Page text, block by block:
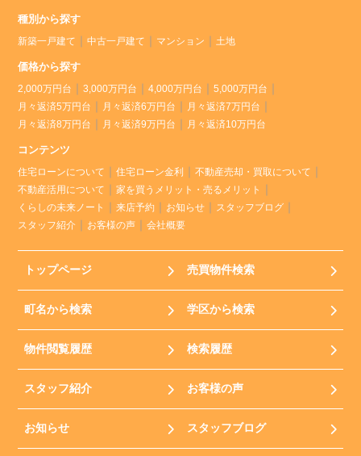
種別から探す
新築一戸建て 中古一戸建て マンション 土地
価格から探す
2,000万円台 3,000万円台 4,000万円台
5,000万円台
月々返済5万円台
月々返済6万円台
月々返済7万円台
月々返済8万円台
月々返済9万円台 月々返済10万円台
コンテンツ
住宅ローンについて 住宅ローン金利
不動産売却・買取について
不動産活用について
家を買うメリット・売るメリット
くらしの未来ノート
来店予約 お知らせ
スタッフブログ
スタッフ紹介
お客様の声 会社概要
トップページ 売買物件検索
町名から検索 学区から検索
物件閲覧履歴 検索履歴
スタッフ紹介 お客様の声
お知らせ スタッフブログ